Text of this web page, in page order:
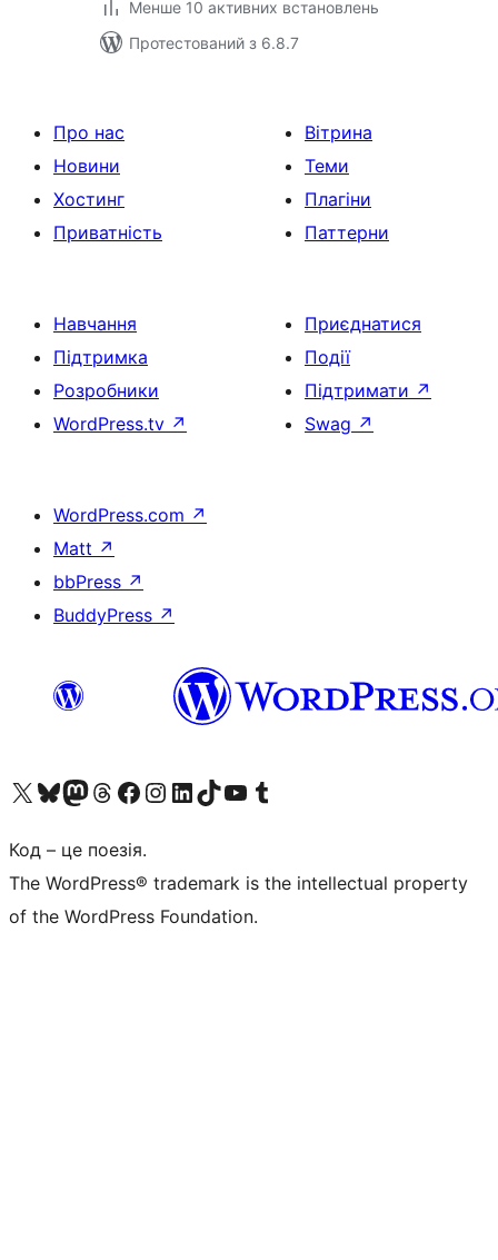
Менше 10 активних встановлень
Протестований з 6.8.7
Про нас
Новини
Хостинг
Приватність
Вітрина
Теми
Плагіни
Паттерни
Навчання
Підтримка
Розробники
WordPress.tv ↗
Приєднатися
Події
Підтримати ↗
Swag ↗
WordPress.com ↗
Matt ↗
bbPress ↗
BuddyPress ↗
Visit our X (formerly Twitter) account
Visit our Bluesky account
Завітайте до нашої стрічки в Mastodon
Visit our Threads account
Завітайте на нашу сторінку в Facebook
Visit our Instagram account
Visit our LinkedIn account
Visit our TikTok account
Visit our YouTube channel
Visit our Tumblr account
Код – це поезія.
The WordPress® trademark is the intellectual property
of the WordPress Foundation.